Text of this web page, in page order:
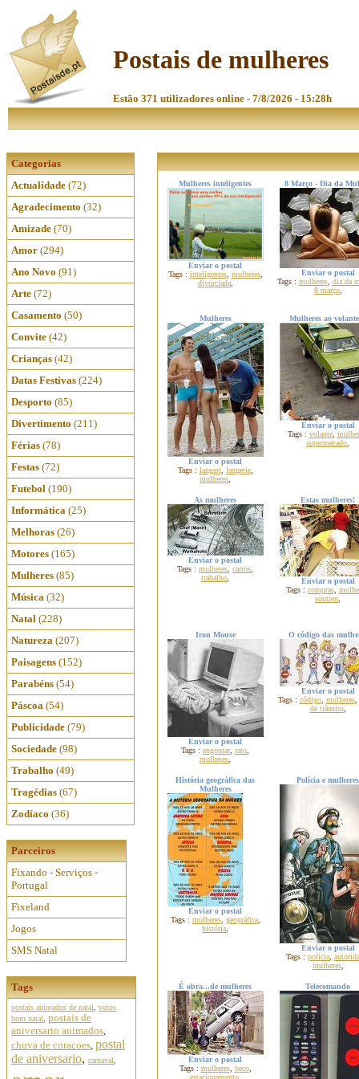
Postais de mulheres
Estão 371 utilizadores online - 7/8/2026 - 15:28h
Categorias
Actualidade (72)
Agradecimento (32)
Amizade (70)
Amor (294)
Ano Novo (91)
Arte (72)
Casamento (50)
Convite (42)
Crianças (42)
Datas Festivas (224)
Desporto (85)
Divertimento (211)
Férias (78)
Festas (72)
Futebol (190)
Informática (25)
Melhoras (26)
Motores (165)
Mulheres (85)
Música (32)
Natal (228)
Natureza (207)
Paisagens (152)
Parabéns (54)
Páscoa (54)
Publicidade (79)
Sociedade (98)
Trabalho (49)
Tragédias (67)
Zodíaco (36)
Parceiros
Fixando - Serviços -
Portugal
Fixeland
Jogos
SMS Natal
Tags
postais animados de natal
votos
bom natal
postais de
aniversario animados,
chuva de coracoes, postal
de aniversario, carnaval
Mulheres inteligentes
Enviar o postal
Tags : inteligentes, mulheres,
divorciada,
8 Março - Dia da
Enviar o postal
Tags : mulheres, dia da
8 março,
Mulheres
Enviar o postal
Tags : langeri langerie,
mulheres
Mulheres ao
Enviar o postal
Tags : volante,
supermecado
As mulheres
Enviar o postal
Tags : mulheres carros
trabalho
Estas mulheres!
Enviar o postal
Tags : compras,
soutien
Iron Mouse
Enviar o postal
Tags : engomar, rato
mulheres
O código das
Enviar o postal
Tags : código, mulheres,
de trânsito,
História geográfica das
Mulheres
Enviar o postal
Tags : mulheres, geográfica,
história
Polícia e mulheres
Enviar o postal
Tags : polícia
mulheres,
É obra...de mulheres
Enviar o postal
Tags : mulheres, beco,
estacionamento,
Telecomando